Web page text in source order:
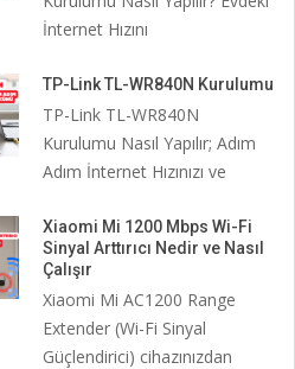
İnternet Hızını
TP-Link TL-WR840N Kurulumu
TP-Link TL-WR840N
Kurulumu Nasıl Yapılır; Adım
Adım İnternet Hızınızı ve
Xiaomi Mi 1200 Mbps Wi-Fi
Sinyal Arttırıcı Nedir ve Nasıl
Çalışır
Xiaomi Mi AC1200 Range
Extender (Wi-Fi Sinyal
Güçlendirici) cihazınızdan